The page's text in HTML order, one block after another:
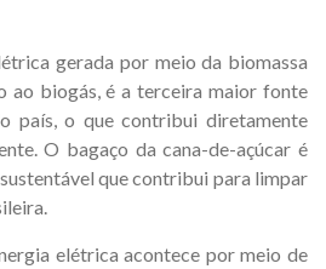
gerada por meio da biomassa
ao biogás, é a terceira maior fonte
país, o que contribui diretamente
O bagaço da cana-de-açúcar é
que contribui para limpar
elétrica acontece por meio de